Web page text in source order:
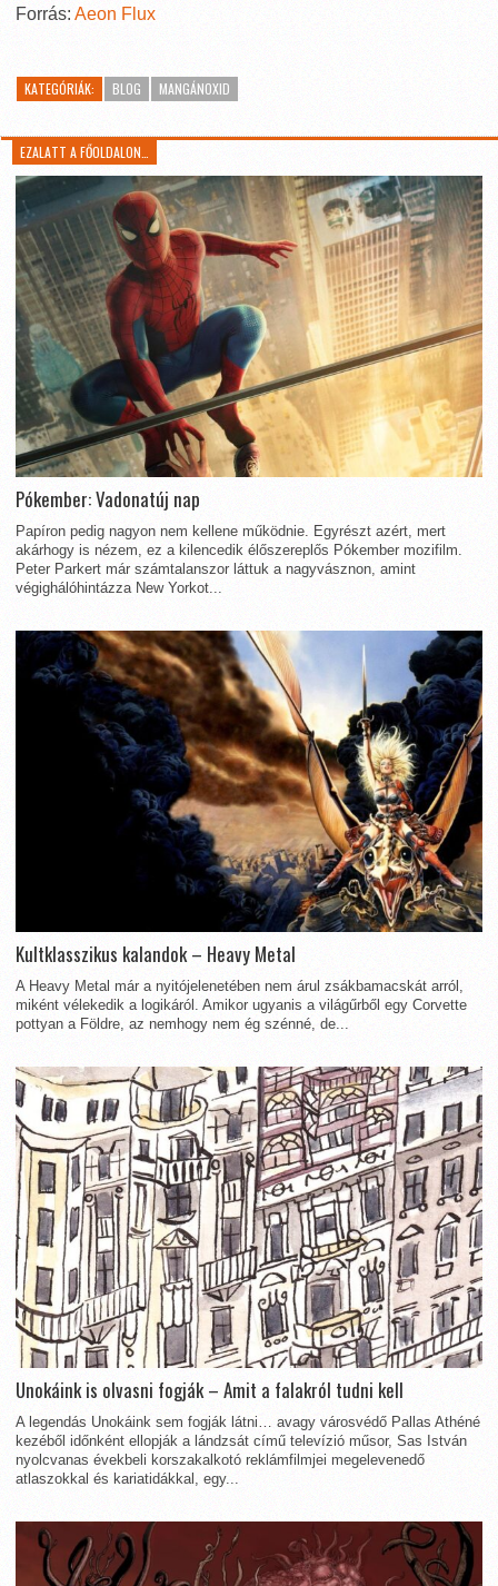
Forrás: Aeon Flux
KATEGÓRIÁK: BLOG MANGÁNOXID
EZALATT A FŐOLDALON…
Pókember: Vadonatúj nap
Papíron pedig nagyon nem kellene működnie. Egyrészt azért, mert
akárhogy is nézem, ez a kilencedik élőszereplős Pókember mozifilm.
Peter Parkert már számtalanszor láttuk a nagyvásznon, amint
végighálóhintázza New Yorkot...
Kultklasszikus kalandok – Heavy Metal
A Heavy Metal már a nyitójelenetében nem árul zsákbamacskát arról,
miként vélekedik a logikáról. Amikor ugyanis a világűrből egy Corvette
pottyan a Földre, az nemhogy nem ég szénné, de...
Unokáink is olvasni fogják – Amit a falakról tudni kell
A legendás Unokáink sem fogják látni… avagy városvédő Pallas Athéné
kezéből időnként ellopják a lándzsát című televízió műsor, Sas István
nyolcvanas évekbeli korszakalkotó reklámfilmjei megelevenedő
atlaszokkal és kariatidákkal, egy...